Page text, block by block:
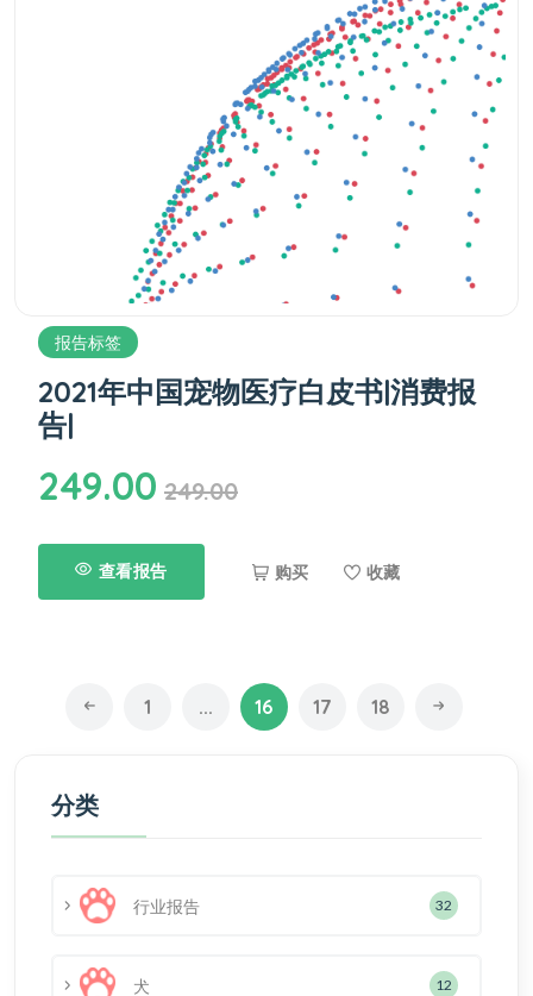
报告标签
2021年中国宠物医疗白皮书|消费报
告|
249.00 249.00
查看报告 购买 收藏
1 ... 16 17 18
分类
行业报告 32
犬 12